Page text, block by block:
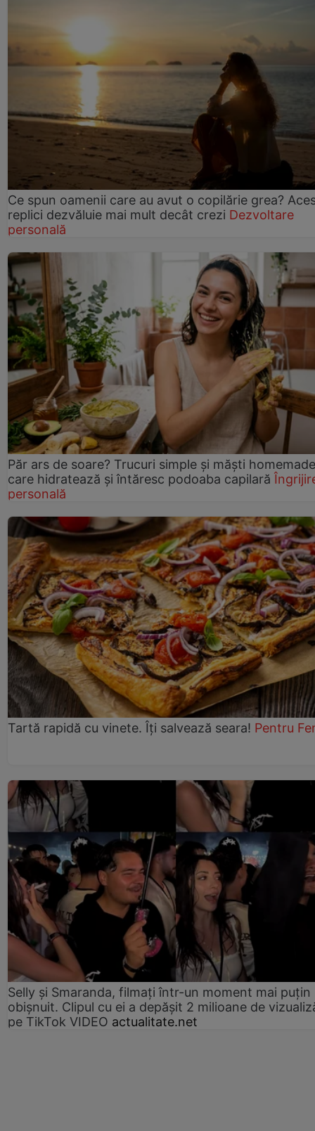
Ce spun oamenii care au avut o copilărie grea?
replici dezvăluie mai mult decât crezi Dezvoltare
personală
Păr ars de soare? Trucuri simple și măști homemade
care hidratează și întăresc podoaba capilară
personală
Tartă rapidă cu vinete. Îți salvează seara! Pentru
Selly și Smaranda, filmați într-un moment mai puțin
obișnuit. Clipul cu ei a depășit 2 milioane de
pe TikTok VIDEO actualitate.net